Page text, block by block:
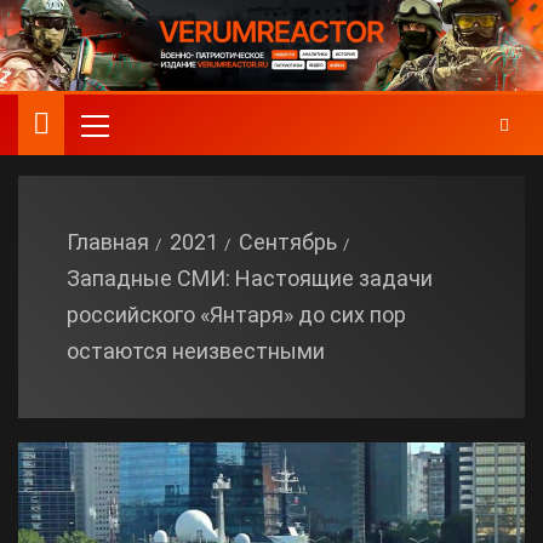
Главная 2021
Сентябрь
Западные СМИ: Настоящие задачи
российского «Янтаря» до сих пор
остаются неизвестными